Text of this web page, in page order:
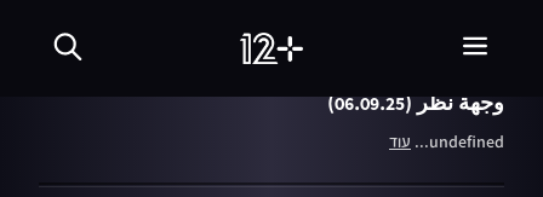
פרספקטיבה
وجهة نظر (06.09.25)
undefined... עוד